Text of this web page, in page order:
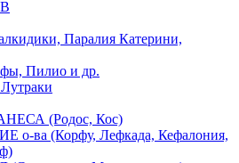
Паралия Катерини,
Пилио и др.
(Родос, Кос)
ва (Корфу, Лефкада, Кефалония,